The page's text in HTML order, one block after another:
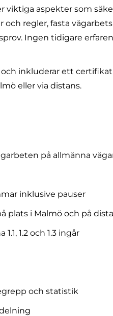
viktiga aspekter som
och regler, fasta
Ingen tidigare
inkluderar ett
eller via distans.
på allmänna
inklusive pauser
plats i Malmö och på
1.2 och 1.3 ingår
och statistik